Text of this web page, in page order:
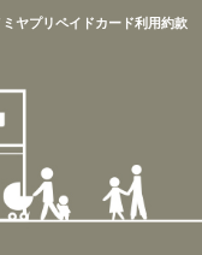
ミヤプリペイドカード利用約款